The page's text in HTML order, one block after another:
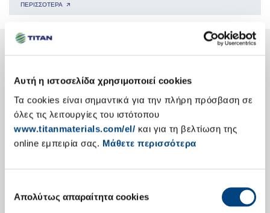
Αυτή η ιστοσελίδα χρησιμοποιεί cookies
Τα cookies είναι σημαντικά για την πλήρη πρόσβαση σε
όλες τις λειτουργίες του ιστότοπου
www.titanmaterials.com/el/ και για τη βελτίωση της
online εμπειρία σας. Μάθετε περισσότερα
συγκατάθεσης
Απολύτως απαραίτητα cookies
ΠΕΡΙΣΣΟΤΕΡΑ 🡭
δειτε τη διεθνη μας παρουσια 🡭
Ενημέρωση Επενδυτών